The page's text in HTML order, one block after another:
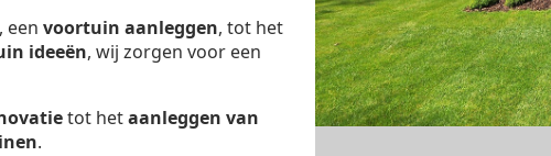
, een voortuin aanleggen, tot het
ideeën, wij zorgen voor een
tot hetaanleggen van
.